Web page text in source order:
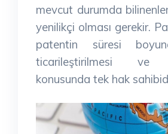
mevcut durumda
yenilikçi olması gerekir.
patentin süresi
ticarileştirilmesi ve
konusunda tek hak